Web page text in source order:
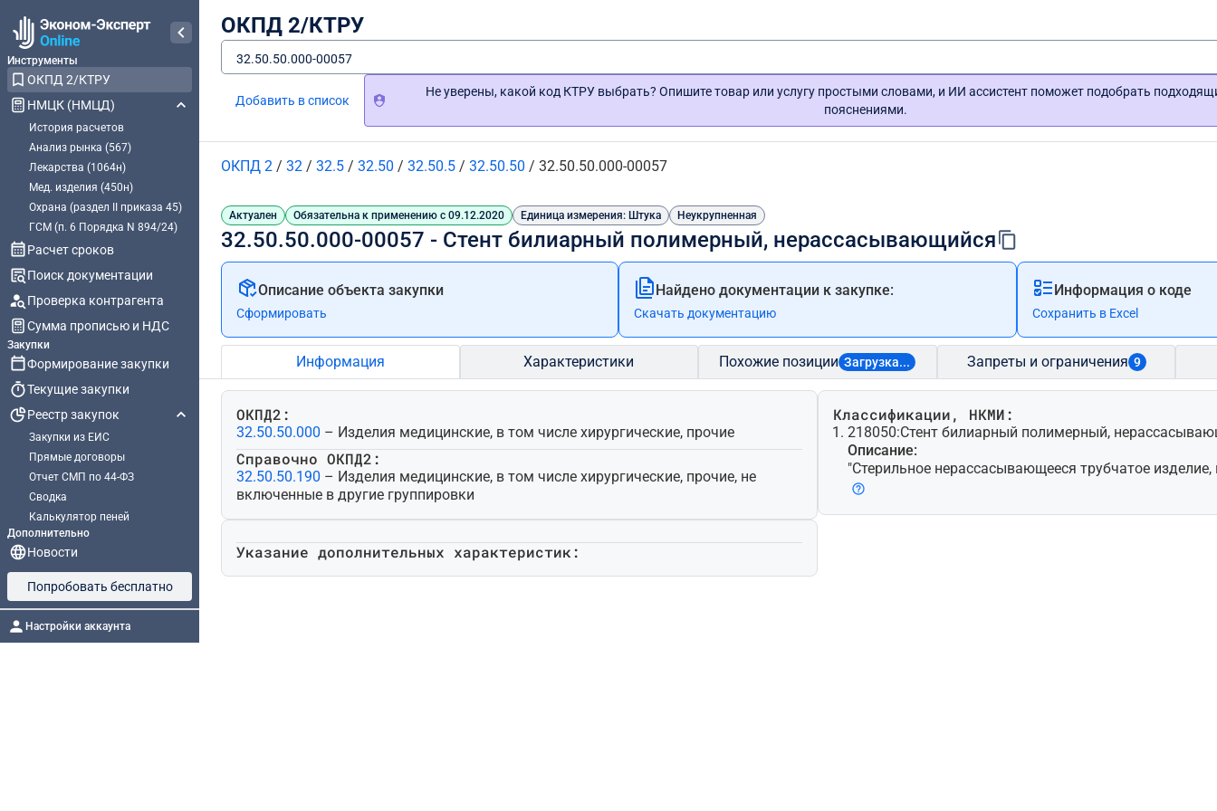
Инструменты
ОКПД 2/КТРУ
НМЦК (НМЦД)
История расчетов
Анализ рынка (567)
Лекарства (1064н)
Мед. изделия (450н)
Охрана (раздел II приказа 45)
ГСМ (п. 6 Порядка N 894/24)
Расчет сроков
Поиск документации
Проверка контрагента
Сумма прописью и НДС
Закупки
Формирование закупки
Текущие закупки
Реестр закупок
Закупки из ЕИС
Прямые договоры
Отчет СМП по 44-ФЗ
Сводка
Калькулятор пеней
Дополнительно
Новости
Попробовать бесплатно
Настройки аккаунта
ОКПД 2/КТРУ
32.50.50.000-00057
Добавить в список
Не уверены, какой код КТРУ выбрать? Опишите товар или услугу простыми словами, и ИИ ассистент поможет подобрать
пояснениями.
ОКПД 2 / 32 / 32.5 / 32.50 / 32.50.5 / 32.50.50 / 32.50.50.000-00057
Актуален Обязательна к применению с 09.12.2020 Единица измерения: Штука Неукрупненная
32.50.50.000-00057 - Стент билиарный полимерный, нерассасывающийся
Описание объекта закупки
Сформировать
Найдено документации к закупке:
Скачать документацию
Информация о коде
Сохранить в Excel
Информация Характеристики Похожие позиции Загрузка... Запреты и ограничения 9
ОКПД2:
32.50.50.000 – Изделия медицинские, в том числе хирургические, прочие
Справочно ОКПД2:
32.50.50.190 – Изделия медицинские, в том числе хирургические, прочие, не
включенные в другие группировки
Указание дополнительных характеристик:
Классификации, НКМИ:
218050:Стент билиарный полимерный,
Описание:
"Стерильное нерассасывающееся трубчатое
ля имплантации в желчный проток с затрудненной